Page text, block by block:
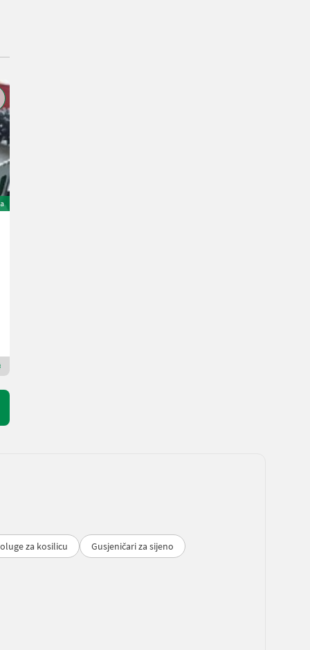
za kosilicu
Gusjeničari za sijeno